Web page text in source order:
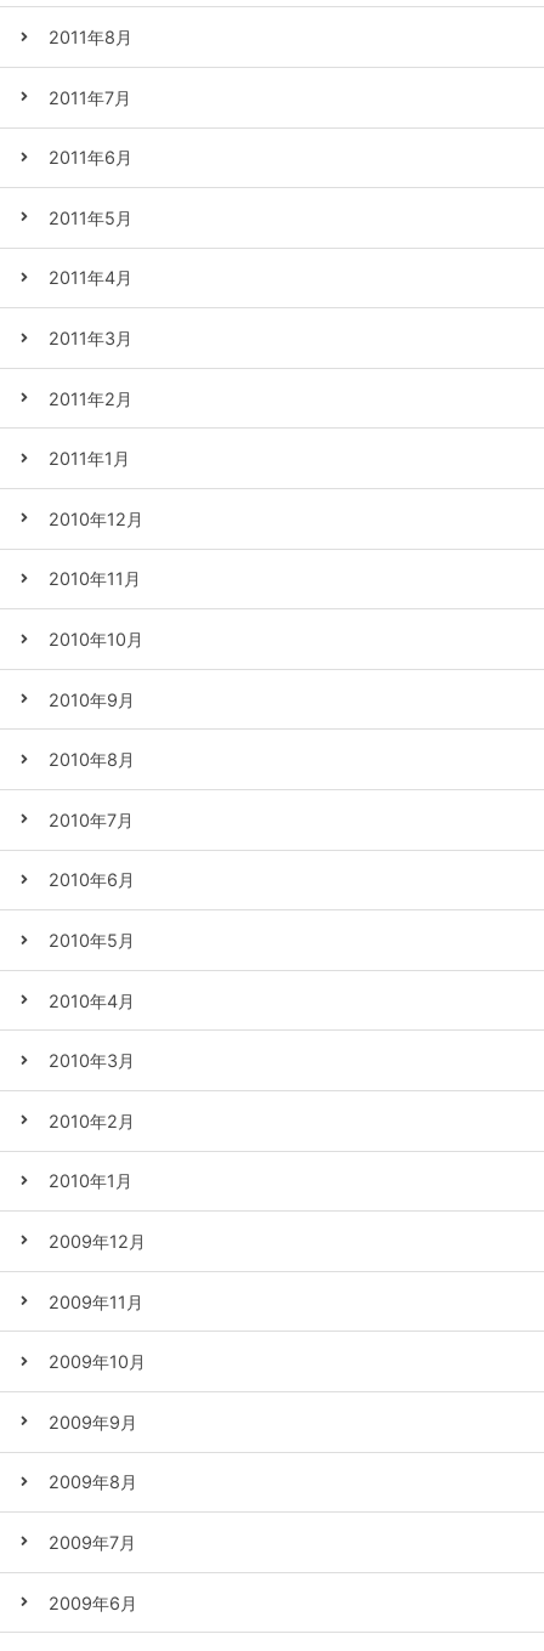
2011年8月
2011年7月
2011年6月
2011年5月
2011年4月
2011年3月
2011年2月
2011年1月
2010年12月
2010年11月
2010年10月
2010年9月
2010年8月
2010年7月
2010年6月
2010年5月
2010年4月
2010年3月
2010年2月
2010年1月
2009年12月
2009年11月
2009年10月
2009年9月
2009年8月
2009年7月
2009年6月